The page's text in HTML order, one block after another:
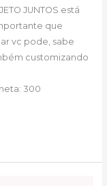
JUNTOS está
que
vc pode, sabe
customizando
300